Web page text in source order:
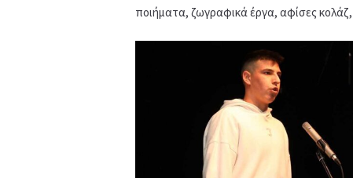
ποιήματα, ζωγραφικά έργα, αφίσες